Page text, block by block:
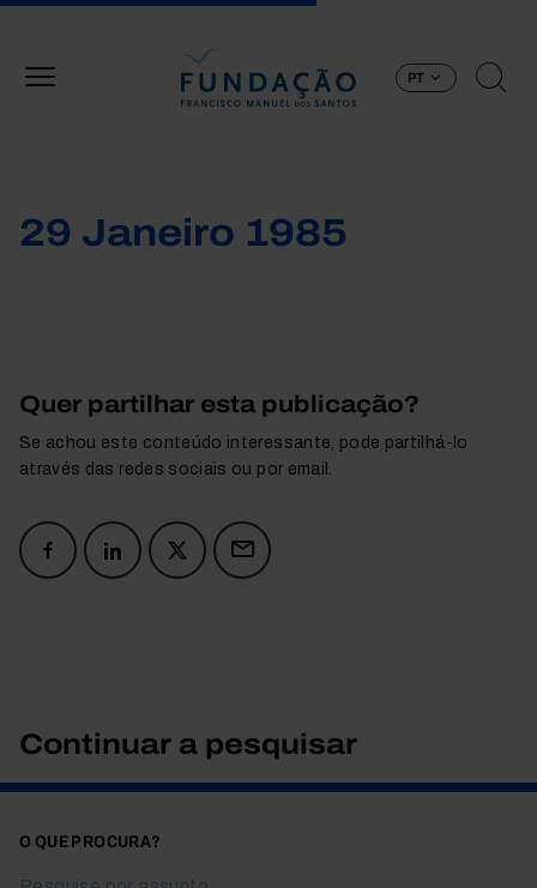
PT
29 Janeiro 1985
Quer partilhar esta publicação?
Se achou este conteúdo interessante, pode partilhá-lo
através das redes sociais ou por email.
Continuar a pesquisar
O QUE PROCURA?